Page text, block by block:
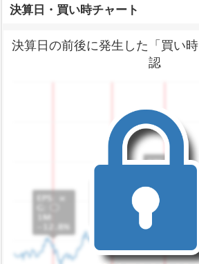
決算日・買い時チャート
決算日の前後に発生した「買い
認